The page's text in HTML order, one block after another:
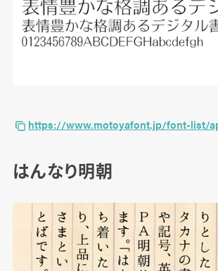
https://www.motoyafont.jp/font-list/
はんなり明朝